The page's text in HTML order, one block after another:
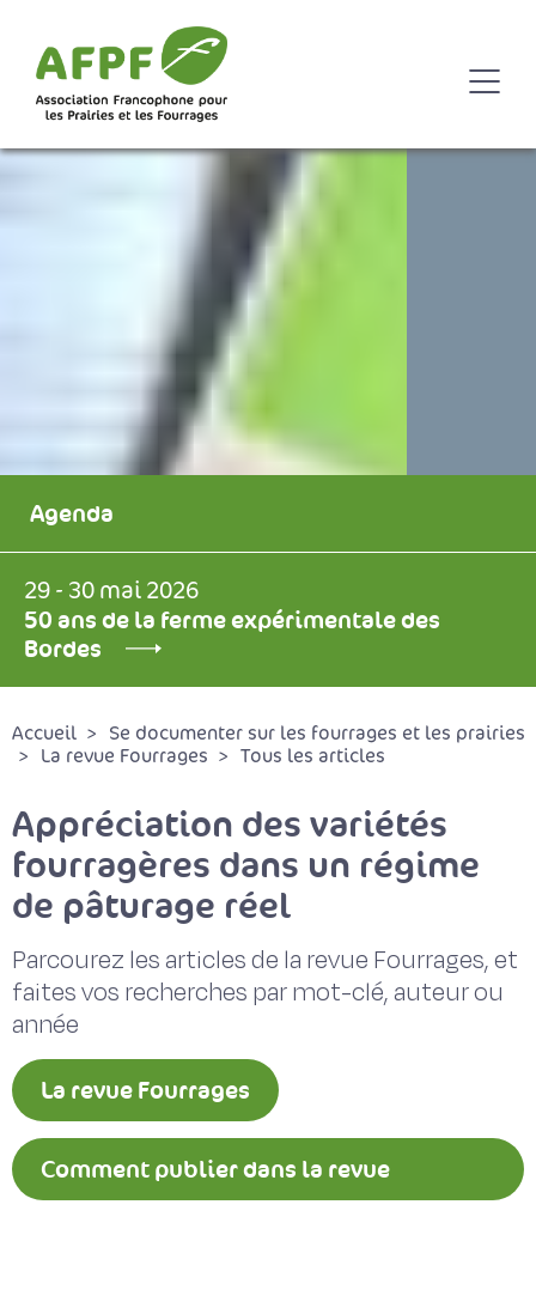
Agenda
29 - 30 mai 2026
50 ans de la ferme expérimentale des
Bordes
Accueil
Se documenter sur les fourrages et les prairies
La revue Fourrages
Tous les articles
Appréciation des variétés
fourragères dans un régime
de pâturage réel
Parcourez les articles de la revue Fourrages, et
faites vos recherches par mot-clé, auteur ou
année
La revue Fourrages
Comment publier dans la revue